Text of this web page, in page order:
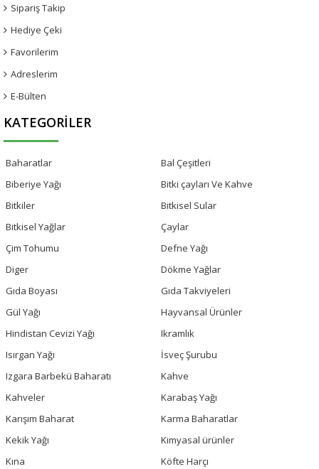
Sipariş Takip
Hediye Çeki
Favorilerim
Adreslerim
E-Bülten
KATEGORILER
Baharatlar
Bal Çeşitleri
Biberiye Yağı
Bitki çayları Ve Kahve
Bitkiler
Bitkisel Sular
Bitkisel Yağlar
Çaylar
Çim Tohumu
Defne Yağı
Diger
Dökme Yağlar
Gıda Boyası
Gıda Takviyeleri
Gül Yağı
Hayvansal Ürünler
Hindistan Cevizi Yağı
Ikramlık
Isırgan Yağı
İsveç Şurubu
Izgara Barbekü Baharatı
Kahve
Kahveler
Karabaş Yağı
Karışım Baharat
Karma Baharatlar
Kekik Yağı
Kimyasal ürünler
Kına
Köfte Harçı